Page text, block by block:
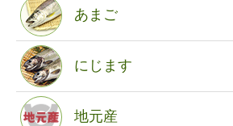
あまご
にじます
地元産